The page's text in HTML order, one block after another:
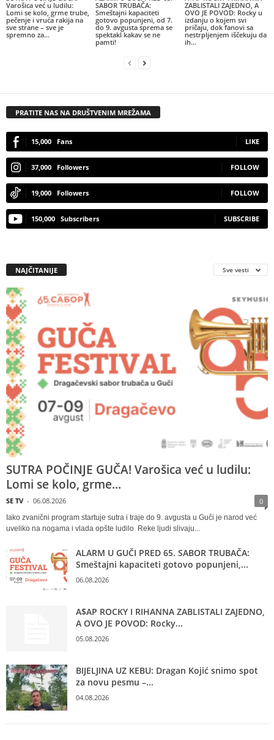
Varošica već u ludilu:
Lomi se kolo, grme trube,
pečenje i vruća rakija na
sve strane – sve je
spremno za...
SABOR TRUBAČA:
Smeštajni kapaciteti
gotovo popunjeni, od 7.
do 9. avgusta sprema se
spektakl kakav se ne
pamti!
ZABLISTALI ZAJEDNO, A
OVO JE POVOD: Rocky u
izdanju o kojem svi
pričaju, dok fanovi sa
nestrpljenjem iščekuju da
ih...
PRATITE NAS NA DRUŠTVENIM MREŽAMA
15,000 Fans LIKE
37,000 Followers FOLLOW
19,000 Followers FOLLOW
150,000 Subscribers SUBSCRIBE
NAJČITANIJE Sve vesti
SUTRA POČINJE GUČA! Varošica već u ludilu:
Lomi se kolo, grme...
SE TV - 06.08.2026 0
Iako zvanični program startuje sutra i traje do 9. avgusta u Guči je narod već
uveliko na nogama i vlada opšte ludilo Reke ljudi slivaju...
ALARM U GUČI PRED 65. SABOR TRUBAČA:
Smeštajni kapaciteti gotovo popunjeni,...
06.08.2026
A$AP ROCKY I RIHANNA ZABLISTALI ZAJEDNO,
A OVO JE POVOD: Rocky...
05.08.2026
BIJELJINA UZ KEBU: Dragan Kojić snimo spot
za novu pesmu –...
04.08.2026